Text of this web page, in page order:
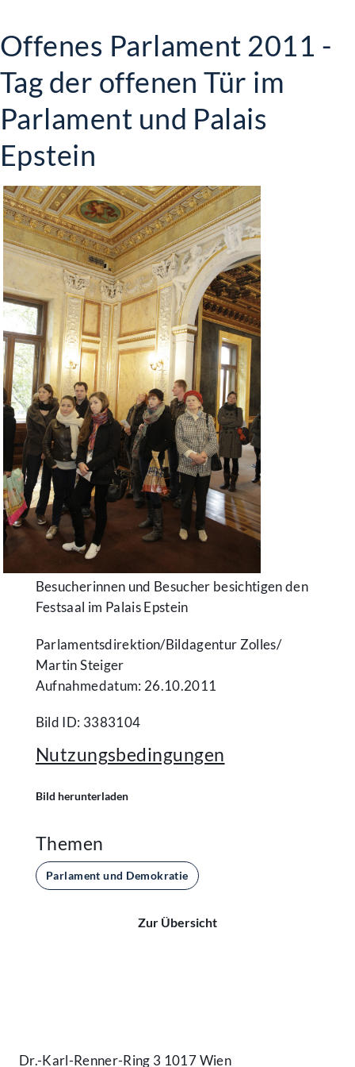
Offenes Parlament 2011 -
Tag der offenen Tür im
Parlament und Palais
Epstein
Besucherinnen und Besucher besichtigen den
Festsaal im Palais Epstein
Parlamentsdirektion/​Bildagentur Zolles/​
Martin Steiger
Aufnahmedatum: 26.10.2011
Bild ID: 3383104
Nutzungsbedingungen
Bild herunterladen
Themen
Parlament und Demokratie
Zur Übersicht
Dr.-Karl-Renner-Ring 3 1017 Wien